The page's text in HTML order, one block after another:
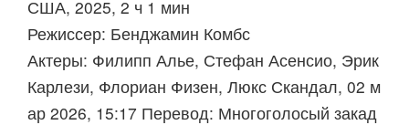
США, 2025, 2 ч 1 мин
Режиссер: Бенджамин Комбс
Актеры: Филипп Алье, Стефан Асенсио, Эрик
Карлези, Флориан Физен, Люкс Скандал, 02 м
ар 2026, 15:17 Перевод: Многоголосый закад